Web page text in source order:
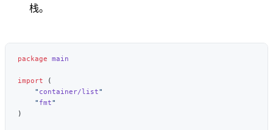
栈。
package
import
    "
container/list
    "
fmt